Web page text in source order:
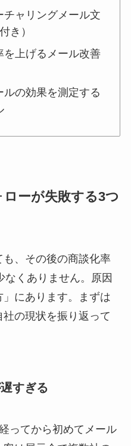
ャリングメール文
き）
を上げるメール改善
の効果を測定する
ーが失敗する3つ
、その後の商談化率
なくありません。原因
にあります。まずは
の現状を振り返って
すぎる
ってから初めてメール